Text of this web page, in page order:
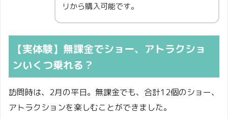
リから購入可能です。
【実体験】無課金でショー、アトラクショ
ンいくつ乗れる？
訪問時は、2月の平日。無課金でも、合計12個のショー、
アトラクションを楽しむことができました。